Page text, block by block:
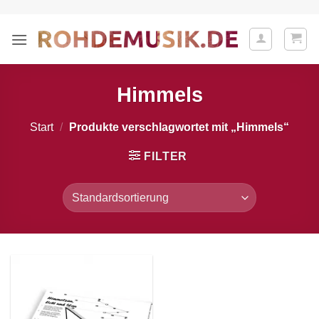
springen
Himmels
Start / Produkte verschlagwortet mit „Himmels“
FILTER